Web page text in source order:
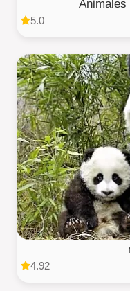
Animales
5.0
4.92